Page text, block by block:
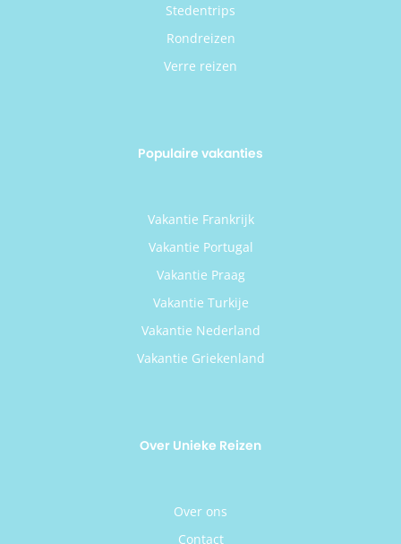
Stedentrips
Rondreizen
Verre reizen
Populaire vakanties
Vakantie Frankrijk
Vakantie Portugal
Vakantie Praag
Vakantie Turkije
Vakantie Nederland
Vakantie Griekenland
Over Unieke Reizen
Over ons
Contact